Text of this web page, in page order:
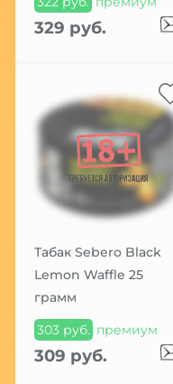
329 руб.
Табак Sebero Black
Lemon Waffle 25
грамм
303 руб. премиум
309 руб.